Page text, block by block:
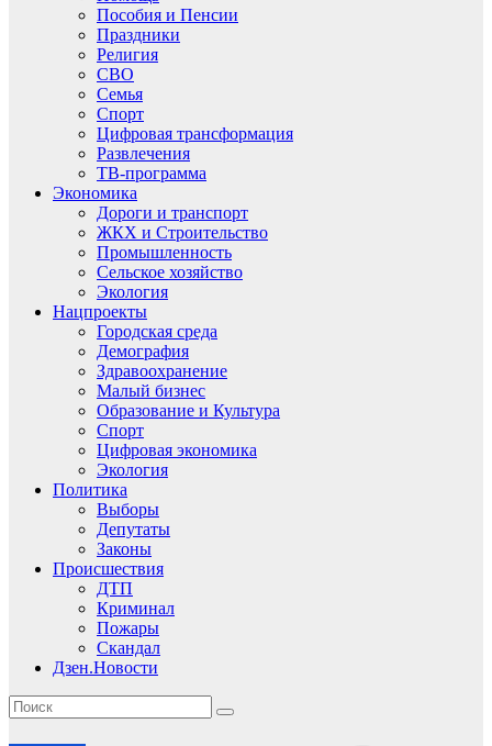
Пособия и Пенсии
Праздники
Религия
СВО
Семья
Спорт
Цифровая трансформация
Развлечения
ТВ-программа
Экономика
Дороги и транспорт
ЖКХ и Строительство
Промышленность
Сельское хозяйство
Экология
Нацпроекты
Городская среда
Демография
Здравоохранение
Малый бизнес
Образование и Культура
Спорт
Цифровая экономика
Экология
Политика
Выборы
Депутаты
Законы
Происшествия
ДТП
Криминал
Пожары
Скандал
Дзен.Новости